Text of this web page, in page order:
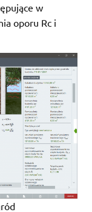
w
oporu Rc i